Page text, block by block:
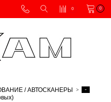
0 0
/ АВТОСКАНЕРЫ
-